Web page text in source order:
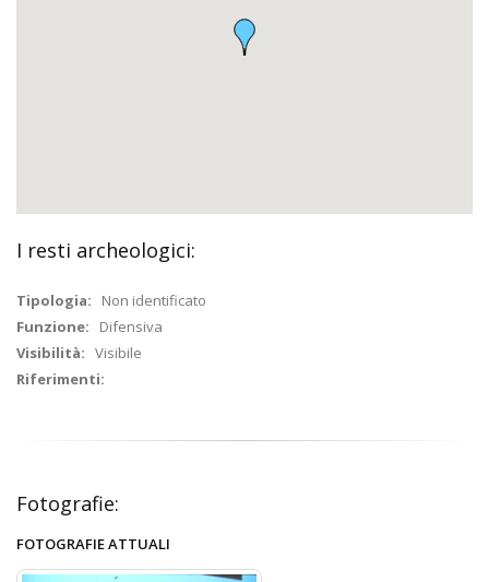
I resti archeologici:
Tipologia: Non identificato
Funzione: Difensiva
Visibilità: Visibile
Riferimenti:
Fotografie:
FOTOGRAFIE ATTUALI